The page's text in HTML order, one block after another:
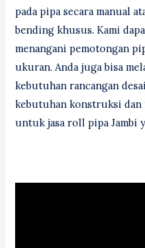
pada pipa secara manual
bending khusus. Kami
menangani pemotongan
ukuran. Anda juga bisa
kebutuhan rancangan
kebutuhan konstruksi dan
untuk jasa roll pipa Jambi